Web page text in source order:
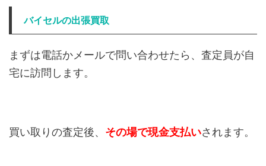
バイセルの出張買取
まずは電話かメールで問い合わせたら、査定員が自
宅に訪問します。
買い取りの査定後、 その場で現金支払いされます。